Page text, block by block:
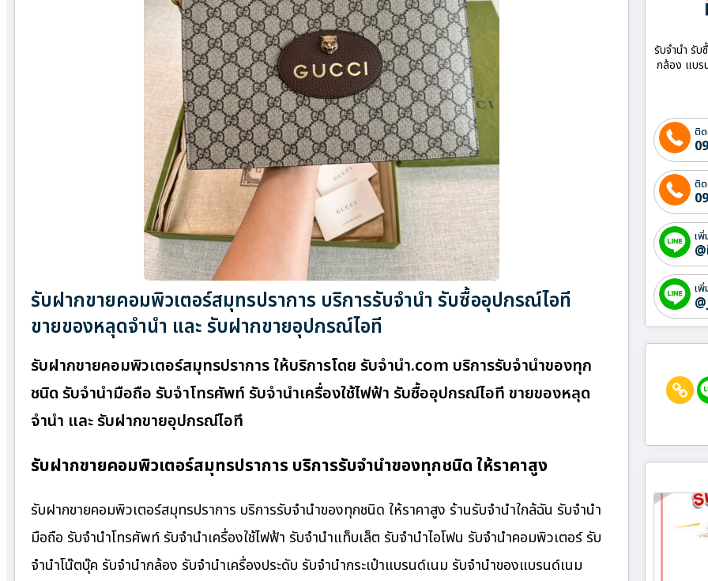
รับฝากขายคอมพิวเตอร์สมุทรปราการ บริการรับจำนำ รับซื้ออุปกรณ์ไอที
ขายของหลุดจำนำ และ รับฝากขายอุปกรณ์ไอที
รับฝากขายคอมพิวเตอร์สมุทรปราการ ให้บริการโดย รับจํานํา.com บริการรับจำนำของทุก
ชนิด รับจำนำมือถือ รับจำโทรศัพท์ รับจำนำเครื่องใช้ไฟฟ้า รับซื้ออุปกรณ์ไอที ขายของหลุด
จำนำ และ รับฝากขายอุปกรณ์ไอที
รับฝากขายคอมพิวเตอร์สมุทรปราการ บริการรับจำนำของทุกชนิด ให้ราคาสูง
รับฝากขายคอมพิวเตอร์สมุทรปราการ บริการรับจำนำของทุกชนิด ให้ราคาสูง ร้านรับจํานําใกล้ฉัน รับจำนำ
มือถือ รับจำนำโทรศัพท์ รับจำนำเครื่องใช้ไฟฟ้า รับจำนำแท็บเล็ต รับจำนำไอโฟน รับจำนำคอมพิวเตอร์ รับ
จำนำโน๊ตบุ๊ค รับจำนำกล้อง รับจำนำเครื่องประดับ รับจำนำกระเป๋าแบรนด์เนม รับจำนำของแบรนด์เนม
รับจำนำ รั
กล้อง แบร
ติ
ติ
เ
เ